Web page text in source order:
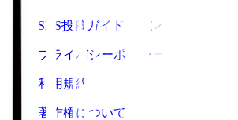
SNS投稿ガイドライン
プライバシーポリシー
利用規約
著作権について